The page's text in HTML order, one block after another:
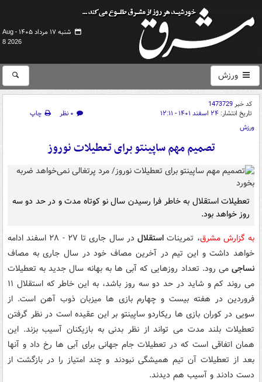
شنبه ۱۷ مرداد ۱۴۰۵ -
Aug
8 2026
ورزش
کد خبر1473729
تاریخ انتشار: ۲۴ اسفند ۱۴۰۱ - ۱۲:۱۱ ۰ نظر
چاپ
ورزش
تصمیم مهم ساپینتو برای تعطیلات نوروز
تعطیلات استقلال به خاطر فرا رسیدن سال نو کوتاه مدت و در حد دو سه
روز خواهد بود.
به گزارش مشرق، تمرینات استقلال
در سال جاری تا ۲۷ - ۲۸ اسفند ادامه
خواهد داشت و این تیم در آخرین مصاف خود در سال جاری به مصاف
نساجیمی رود. تعداد روزهایی که آبی ها به بهانه سال جدید به تعطیلات
می روند کم و شاید در حد دو سه روز باشد، به این خاطر که استقلال ۱۱
فروردین در هفته بیست و چهارم بازی ها میزبان ذوب آهن است. از
سویی در کوران بازی ها ریکاردو ساپینتو بر این عقیده است در نظر گرفتن
تعطیلات بلند مدت می تواند از نظر بدنی به بازیکنان آسیب بزند. این
همان اتفاقی است که در تعطیلات جام جهانی برای آبی ها رخ داد و آنها
بعد از تعطیلات آن تیم همیشگی نبودند و چند امتیاز را در بازگشت از
دست دادند و آسیب هم دیدند.